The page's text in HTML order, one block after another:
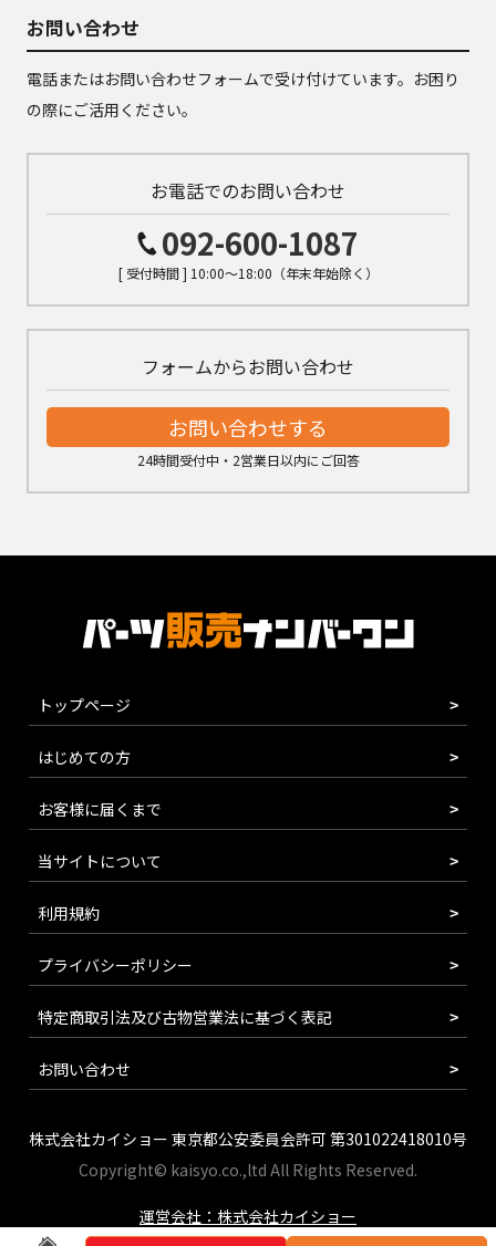
お問い合わせ
電話またはお問い合わせフォームで受け付けています。お困り
の際にご活用ください。
お電話でのお問い合わせ
092-600-1087
[ 受付時間 ] 10:00～18:00（年末年始除く）
フォームからお問い合わせ
お問い合わせする
24時間受付中・2営業日以内にご回答
トップページ
はじめての方
お客様に届くまで
当サイトについて
利用規約
プライバシーポリシー
特定商取引法及び古物営業法に基づく表記
お問い合わせ
株式会社カイショー 東京都公安委員会許可 第301022418010号
Copyright© kaisyo.co.,ltd All Rights Reserved.
運営会社：株式会社カイショー